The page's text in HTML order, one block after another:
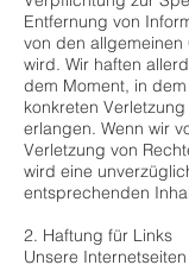
Entfernung von
von den
wird. Wir haften
dem Moment, in
konkreten
erlangen. Wenn wir
Verletzung von
wird eine
entsprechenden
2. Haftung für Links
Unsere